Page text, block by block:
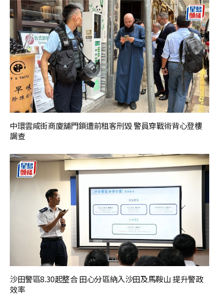
中環雲咸街商廈舖門鎖遭前租客刑毀 警員穿戰術背心登樓
調查
沙田警區8.30起整合 田心分區納入沙田及馬鞍山 提升警政
效率